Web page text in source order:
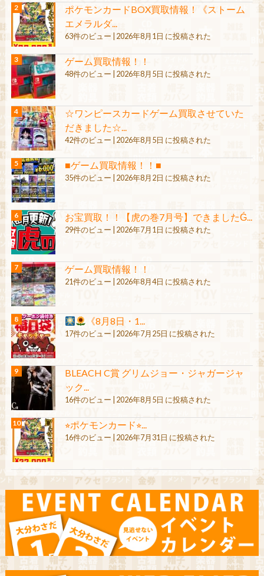
ポケモンカードBOX買取情報！《ストーム
エメラルダ...
63件のビュー 2026年8月1日 に投稿された
ゲーム買取情報！！
48件のビュー 2026年8月5日 に投稿された
☆ワンピースカードゲーム買取させていた
だきました☆...
42件のビュー 2026年8月5日 に投稿された
■ゲーム買取情報！！■
35件のビュー 2026年8月2日 に投稿された
お宝買取！！【虎の巻7月号】できましたǴ...
29件のビュー 2026年7月1日 に投稿された
ゲーム買取情報！！
21件のビュー 2026年8月4日 に投稿された
《8月8日・1...
17件のビュー 2026年7月25日 に投稿された
BLEACH C賞 グリムジョー・ジャガージャ
ック...
16件のビュー 2026年8月5日 に投稿された
⭐︎ポケモンカード⭐︎...
16件のビュー 2026年7月31日 に投稿された